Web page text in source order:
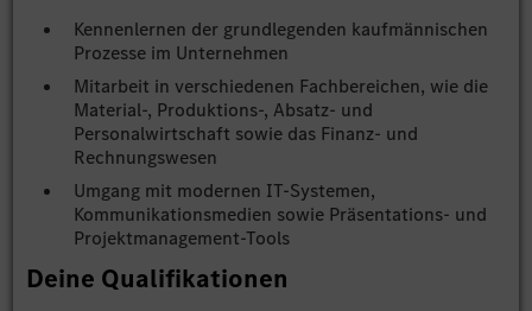
Kennenlernen der grundlegenden kaufmännischen
Prozesse im Unternehmen
Mitarbeit in verschiedenen Fachbereichen, wie die
Material-, Produktions-, Absatz- und
Personalwirtschaft sowie das Finanz- und
Rechnungswesen
Umgang mit modernen IT-Systemen,
Kommunikationsmedien sowie Präsentations- und
Projektmanagement-Tools
Deine Qualifikationen